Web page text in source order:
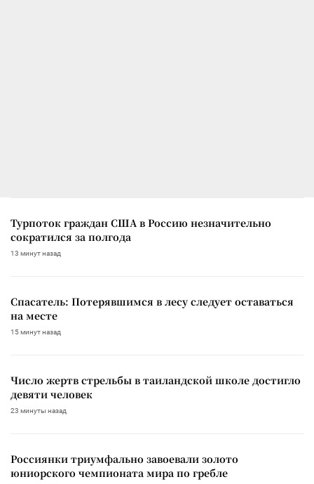
Турпоток граждан США в Россию незначительно
сократился за полгода
13 минут назад
Спасатель: Потерявшимся в лесу следует оставаться
на месте
15 минут назад
Число жертв стрельбы в таиландской школе достигло
девяти человек
23 минуты назад
Россиянки триумфально завоевали золото
юниорского чемпионата мира по гребле